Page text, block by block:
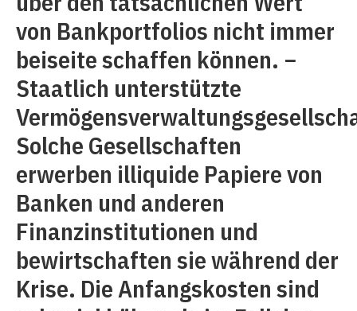
von Bankportfolios nicht immer
beiseite schaffen können. −
Staatlich unterstützte
Solche Gesellschaften
erwerben illiquide Papiere von
Banken und anderen
Finanzinstitutionen und
bewirtschaften sie während der
Krise. Die Anfangskosten sind